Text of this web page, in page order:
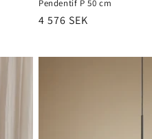
Pendentif P 50 cm
Prix
4 576 SEK